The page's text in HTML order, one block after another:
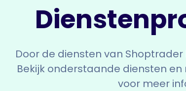
Diensten
Door de diensten van
Bekijk onderstaande diensten
voor meer